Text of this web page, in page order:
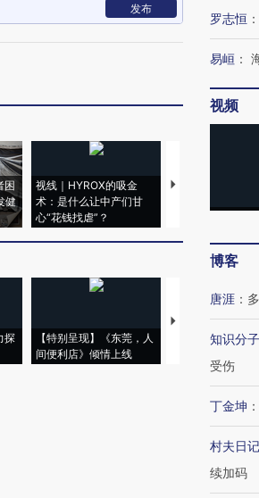
发布
困
健
视线｜HYROX的吸金
术：是什么让中产们甘
心“花钱找虐”？
马航飞行员跨国走
探
【特别呈现】《东莞，人
间便利店》倾情上线
【推广】走进第
会，让数智科技“
罗志恒 ：
易峘 ：
视频
博客
唐涯 ：
知识分子
受伤
丁金坤 ：
村夫日记
续加码